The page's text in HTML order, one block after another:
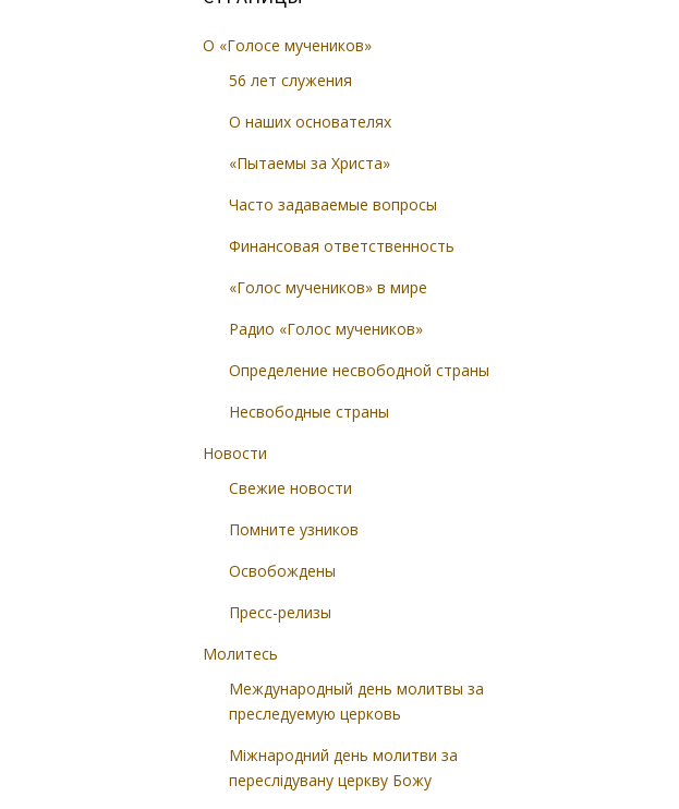
О «Голосе мучеников»
56 лет служения
О наших основателях
«Пытаемы за Христа»
Часто задаваемые вопросы
Финансовая ответственность
«Голос мучеников» в мире
Радио «Голос мучеников»
Определение несвободной страны
Несвободные страны
Новости
Свежие новости
Помните узников
Освобождены
Пресс-релизы
Молитесь
Международный день молитвы за
преследуемую церковь
Міжнародний день молитви за
переслідувану церкву Божу